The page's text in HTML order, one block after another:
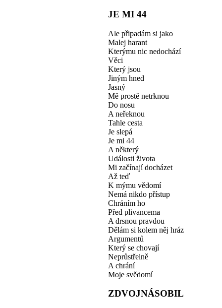
JE MI 44
Ale připadám si jako
Malej harant
Kterýmu nic nedochází
Věci
Který jsou
Jiným hned
Jasný
Mě prostě netrknou
Do nosu
A neřeknou
Tahle cesta
Je slepá
Je mi 44
A některý
Události života
Mi začínají docházet
Až teď
K mýmu vědomí
Nemá nikdo přístup
Chráním ho
Před plivancema
A drsnou pravdou
Dělám si kolem něj hráz
Argumentů
Který se chovají
Neprůstřelně
A chrání
Moje svědomí
ZDVOJNÁSOBIL